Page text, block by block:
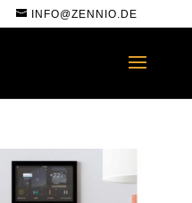
INFO@ZENNIO.DE